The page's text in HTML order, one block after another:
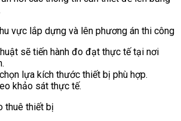
vực lắp dựng và lên phương án thi công
sẽ tiến hành đo đạt thực tế tại nơi
lựa kích thước thiết bị phù hợp.
khảo sát thực tế.
thuê thiết bị